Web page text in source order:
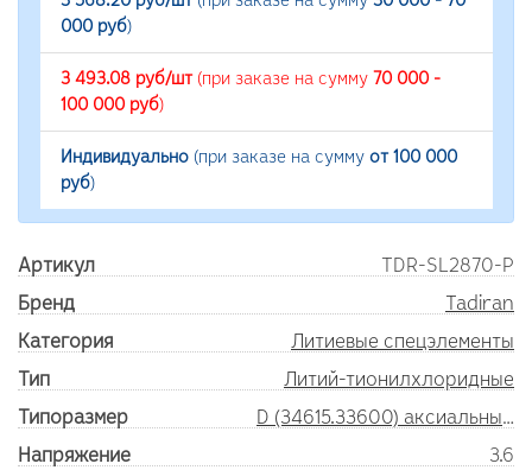
000 руб)
3 493.08 руб/шт(при заказе на сумму 70 000 -
100 000 руб)
Индивидуально (при заказе на сумму от 100 000
руб)
Артикул
TDR-SL2870-P
Бренд
Tadiran
Категория
Литиевые спецэлементы
Тип
Литий-тионилхлоридные
Типоразмер
D (34615.33600) аксиальные выводы
Напряжение
3.6